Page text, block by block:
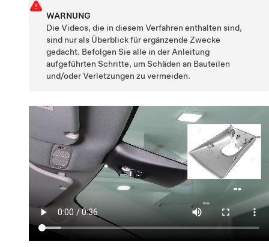
WARNUNG
Die Videos, die in diesem Verfahren enthalten sind,
sind nur als Überblick für ergänzende Zwecke
gedacht. Befolgen Sie alle in der Anleitung
aufgeführten Schritte, um Schäden an Bauteilen
und/oder Verletzungen zu vermeiden.